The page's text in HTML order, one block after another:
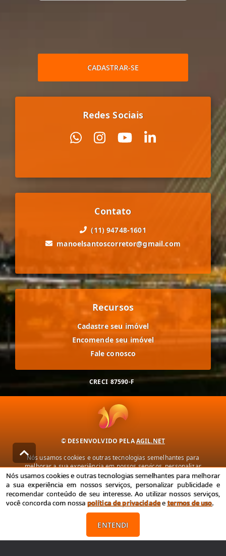
CADASTRAR-SE
Redes Sociais
Contato
(11) 94748-1601
manoelsantoscorretor@gmail.com
Recursos
Cadastre seu imóvel
Encomende seu imóvel
Fale conosco
CRECI 87590-F
© DESENVOLVIDO PELAAGIL.NET
Nós usamos cookies e outras tecnologias semelhantes para
melhorar a sua experiência em nossos serviços, personalizar
publicidade e recomendar conteúdo de seu interesse. Ao utilizar
nossos serviços, você concorda com nossa política de privacidade e
termos de uso.
Política de Privacidade Termos de uso
Nós usamos cookies e outras tecnologias semelhantes para melhorar
a sua experiência em nossos serviços, personalizar publicidade e
recomendar conteúdo de seu interesse. Ao utilizar nossos serviços,
você concorda com nossa política de privacidadeetermos de uso.
ENTENDI